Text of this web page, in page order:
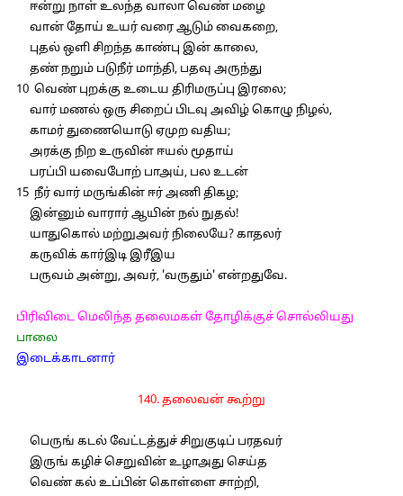
ஈன்று நாள் உலந்த வாலா வெண் மழை
வான் தோய் உயர் வரை ஆடும் வைகறை,
புதல் ஒளி சிறந்த காண்பு இன் காலை,
தண் நறும் படுநீர் மாந்தி, பதவு அருந்து
10 வெண் புறக்கு உடைய திரிமருப்பு இரலை;
வார் மணல் ஒரு சிறைப் பிடவு அவிழ் கொழு நிழல்,
காமர் துணையொடு ஏமுற வதிய;
அரக்கு நிற உருவின் ஈயல் மூதாய்
பரப்பி யவைபோற் பாஅய், பல உடன்
15 நீர் வார் மருங்கின் ஈர் அணி திகழ;
இன்னும் வாரார் ஆயின் நல் நுதல்!
யாதுகொல் மற்றுஅவர் நிலையே? காதலர்
கருவிக் கார்இடி இரீஇய
பருவம் அன்று, அவர், 'வருதும்' என்றதுவே.
பிரிவிடை மெலிந்த தலைமகள் தோழிக்குச் சொல்லியது
பாலை
இடைக்காடனார்
140. தலைவன் கூற்று
பெருங் கடல் வேட்டத்துச் சிறுகுடிப் பரதவர்
இருங் கழிச் செறுவின் உழாஅது செய்த
வெண் கல் உப்பின் கொள்ளை சாற்றி,